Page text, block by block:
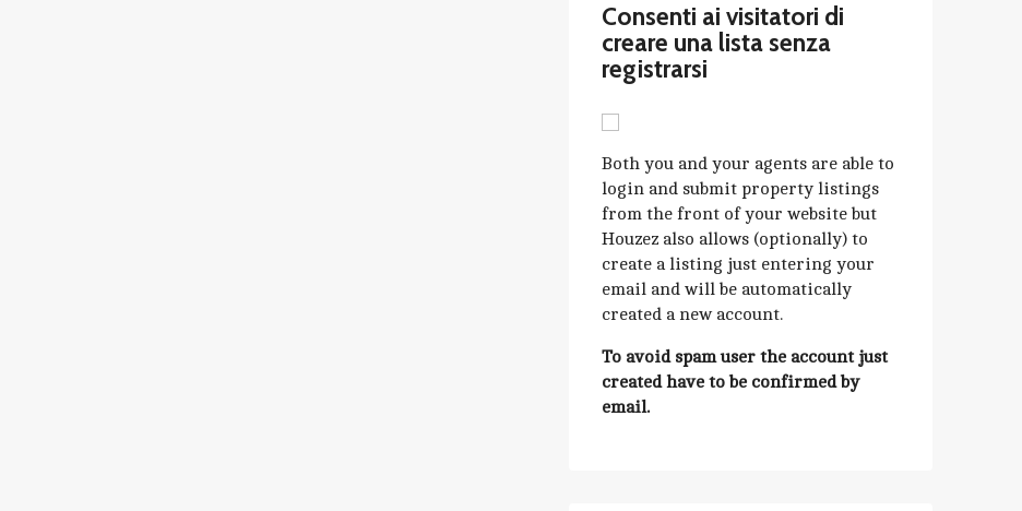
Consenti ai visitatori di
creare una lista senza
registrarsi
Both you and your agents are able to
login and submit property listings
from the front of your website but
Houzez also allows (optionally) to
create a listing just entering your
email and will be automatically
created a new account.
To avoid spam user the account just
created have to be confirmed by
email.